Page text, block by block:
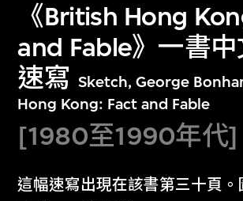
《British Hong
and Fable》一書
速寫 Sketch, George
Hong Kong: Fact and Fable
[1980至1990年代]
這幅速寫出現在該書第三十頁